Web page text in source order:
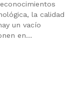
la calidad
un vacío
en…